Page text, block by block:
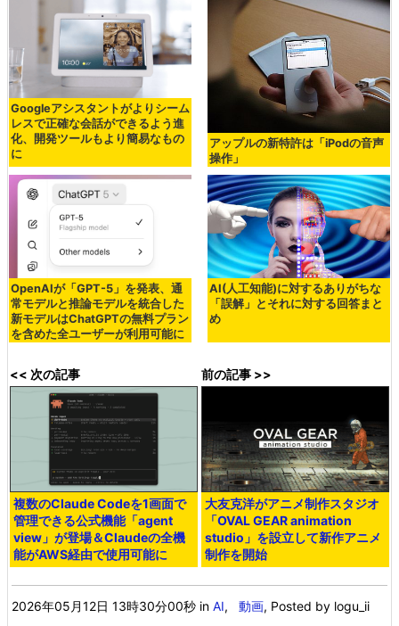
Googleアシスタントがよりシーム
レスで正確な会話ができるよう進
化、開発ツールもより簡易なもの
に
アップルの新特許は「iPodの音声
操作」
OpenAIが「GPT-5」を発表、通
常モデルと推論モデルを統合した
新モデルはChatGPTの無料プラン
を含めた全ユーザーが利用可能に
AI(人工知能)に対するありがちな
「誤解」とそれに対する回答まと
め
<< 次の記事
複数のClaude Codeを1画面で
管理できる公式機能「agent
view」が登場＆Claudeの全機
能がAWS経由で使用可能に
前の記事 >>
大友克洋がアニメ制作スタジオ
「OVAL GEAR animation
studio」を設立して新作アニメ
制作を開始
2026年05月12日 13時30分00秒 inAI,動画, Posted by logu_ii